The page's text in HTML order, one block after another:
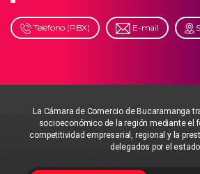
Teléfono (PBX) E-mail
La Cámara de Comercio de Bucaramanga
socioeconómico de la región mediante el
competitividad empresarial, regional y la
delegados por el